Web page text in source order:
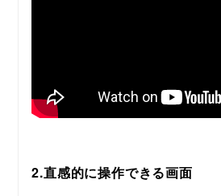
2.直感的に操作できる画面